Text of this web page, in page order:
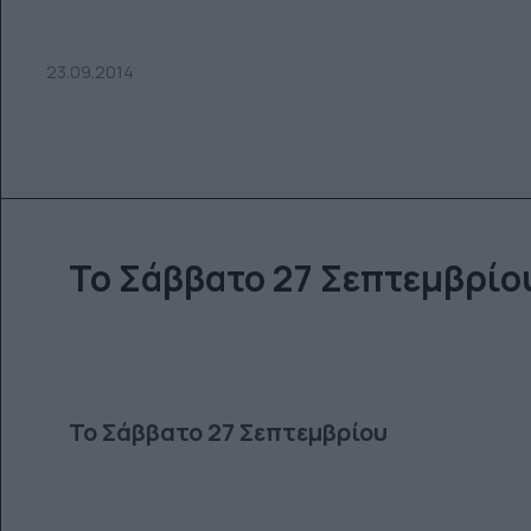
23.09.2014
Το Σάββατο 27
Το Σάββατο 27 Σεπτεμβρίου